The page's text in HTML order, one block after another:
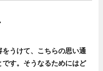
うけて、こちらの思い通
です。そうなるためにはど